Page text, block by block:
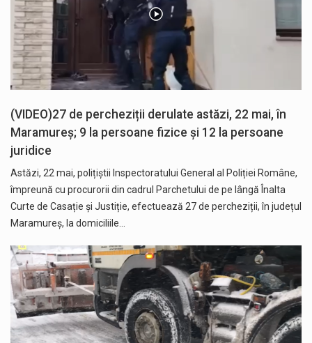
(VIDEO)27 de percheziții derulate astăzi, 22 mai, în
Maramureș; 9 la persoane fizice și 12 la persoane
juridice
Astăzi, 22 mai, polițiștii Inspectoratului General al Poliției Române,
împreună cu procurorii din cadrul Parchetului de pe lângă Înalta
Curte de Casație și Justiție, efectuează 27 de percheziții, în județul
Maramureș, la domiciliile…